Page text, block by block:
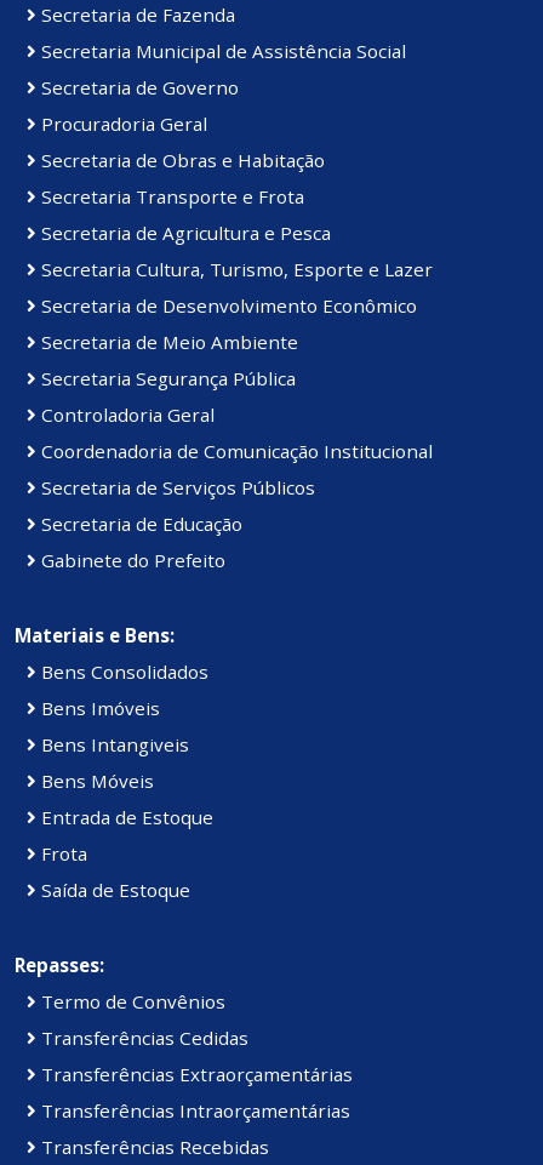
Secretaria de Fazenda
Secretaria Municipal de Assistência Social
Secretaria de Governo
Procuradoria Geral
Secretaria de Obras e Habitação
Secretaria Transporte e Frota
Secretaria de Agricultura e Pesca
Secretaria Cultura, Turismo, Esporte e Lazer
Secretaria de Desenvolvimento Econômico
Secretaria de Meio Ambiente
Secretaria Segurança Pública
Controladoria Geral
Coordenadoria de Comunicação Institucional
Secretaria de Serviços Públicos
Secretaria de Educação
Gabinete do Prefeito
Materiais e Bens:
Bens Consolidados
Bens Imóveis
Bens Intangiveis
Bens Móveis
Entrada de Estoque
Frota
Saída de Estoque
Repasses:
Termo de Convênios
Transferências Cedidas
Transferências Extraorçamentárias
Transferências Intraorçamentárias
Transferências Recebidas